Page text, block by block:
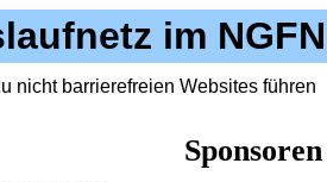
im NGFN
nicht barrierefreien Websites führen
Sponsoren